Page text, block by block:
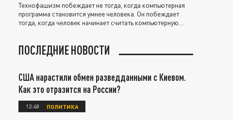
Технофашизм побеждает не тогда, когда компьютерная
программа становится умнее человека. Он побеждает
тогда, когда человек начинает считать компьютерную
ПОСЛЕДНИЕ НОВОСТИ
США нарастили обмен разведданными с Киевом.
Как это отразится на России?
12:48 ПОЛИТИКА